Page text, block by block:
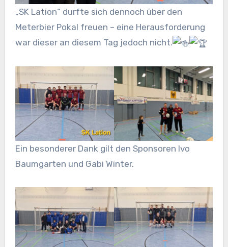
„SK Lation“ durfte sich dennoch über den
Meterbier Pokal freuen – eine Herausforderung
war dieser an diesem Tag jedoch nicht.
Ein besonderer Dank gilt den Sponsoren Ivo
Baumgarten und Gabi Winter.